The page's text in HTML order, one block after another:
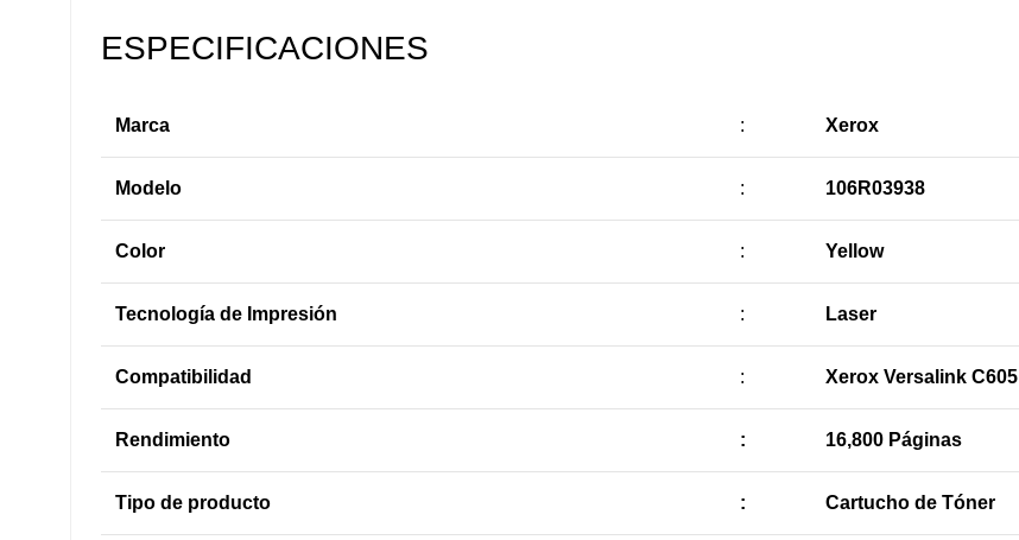
ESPECIFICACIONES
Marca : Xerox
Modelo : 106R03938
Color : Yellow
Tecnología de Impresión : Laser
Compatibilidad : Xerox Versalink C605
Rendimiento : 16,800 Páginas
Tipo de producto : Cartucho de Tóner